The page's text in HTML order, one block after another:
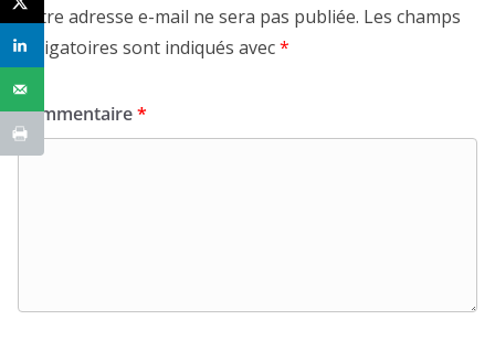
Votre adresse e-mail ne sera pas publiée. Les champs
obligatoires sont indiqués avec*
Commentaire*